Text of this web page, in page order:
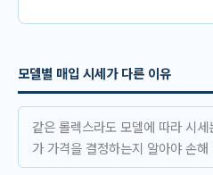
모델별 매입 시세가 다른 이유
같은 롤렉스라도 모델에 따라 시
가 가격을 결정하는지 알아야 손